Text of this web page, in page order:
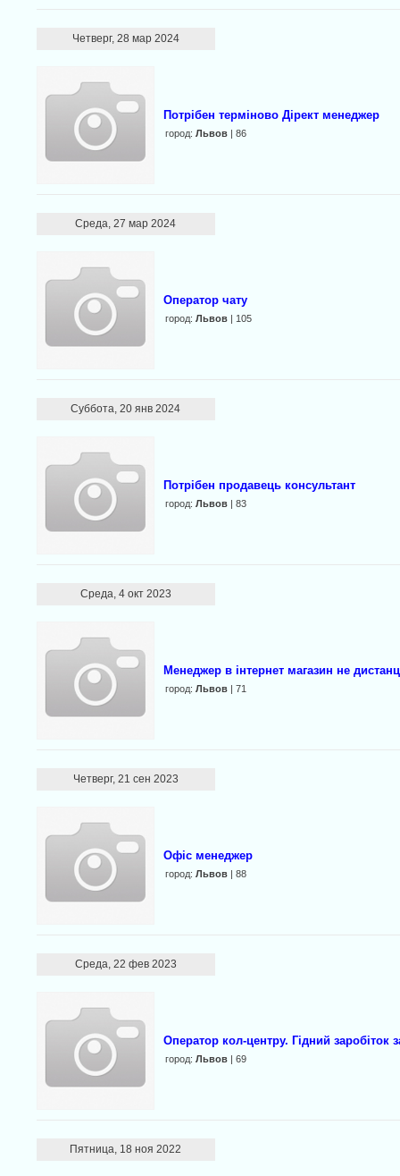
Четверг, 28 мар 2024
Потрібен терміново Дірект менеджер
город: Львов| 86
Среда, 27 мар 2024
Оператор чату
город: Львов| 105
Суббота, 20 янв 2024
Потрібен продавець консультант
город: Львов| 83
Среда, 4 окт 2023
Менеджер в інтернет магазин не
город: Львов| 71
Четверг, 21 сен 2023
Офіс менеджер
город: Львов| 88
Среда, 22 фев 2023
Оператор кол-центру. Гідний заробіток
город: Львов| 69
Пятница, 18 ноя 2022